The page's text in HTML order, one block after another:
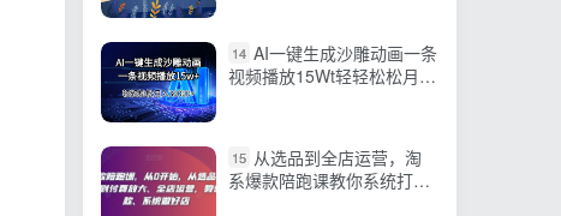
14 AI一键生成沙雕动画一条
视频播放15Wt轻轻松松月入
15 从选品到全店运营，淘
系爆款陪跑课教你系统打造